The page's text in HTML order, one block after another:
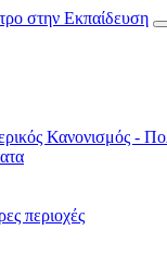
Κανονισμός -
περιοχές